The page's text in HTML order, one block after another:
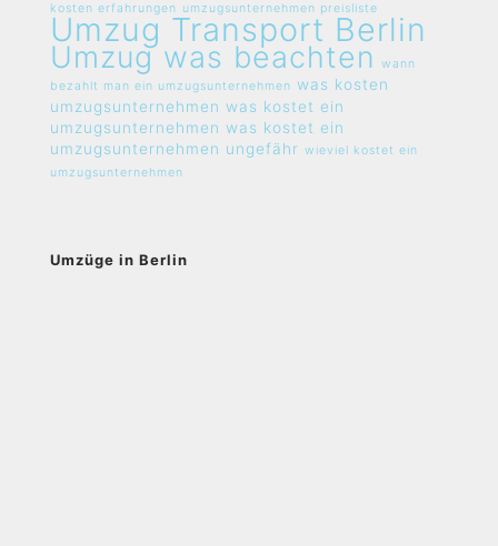
kosten erfahrungen umzugsunternehmen preisliste
Umzug Transport Berlin
Umzug was beachten
wann
bezahlt man ein umzugsunternehmen was kosten
umzugsunternehmen was kostet ein
umzugsunternehmen was kostet ein
umzugsunternehmen ungefähr wieviel kostet ein
umzugsunternehmen
Umzüge in Berlin